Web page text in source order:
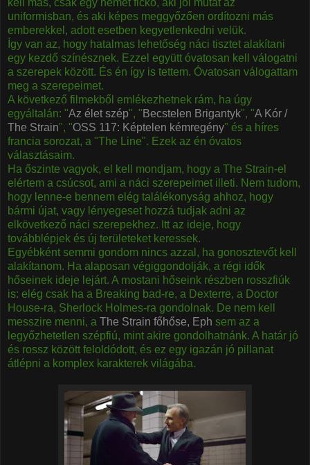
uniformisban, és aki képes meggyőzően ordítozni más
emberekkel, adott esetben kegyetlenkedni velük.
Így van az, hogy hatalmas lehetőség náci tisztet alakítani
egy kezdő színésznek. Ezzel együtt óvatosan kell válogatni
a szerepek között. És én így is tettem. Óvatosan válogattam
meg a szerepeimet.
A következő filmekből emlékezhetnek rám, ha úgy
egyáltalán: "Az élet szép", " Becstelen Brigantyk", "A Kór /
The Strain", "OSS 117: Képtelen kémregény" és a híres
francia sorozat, a "The Line". Ezek az én óvatos
választásaim.
Ha őszinte vagyok, el kell mondjam, hogy a The Strain-el
elértem a csúcsot, ami a náci szerepeimet illeti. Nem tudom,
hogy lenne-e bennem elég találékonyság ahhoz, hogy
bármi újat, vagy lényegeset hozzá tudjak adni az
elkövetkező náci szerepekhez. Itt az ideje, hogy
továbblépjek és új területeket keressek.
Egyébként semmi gondom nincs azzal, ha gonosztevőt kell
alakítanom. Ha alaposan végiggondolják, a régi idők
hőseinek ideje lejárt. A mostani hőseink részben rosszfiúk
is: elég csak ha a Breaking bad-re, a Dexterre, a Doctor
House-ra, Sherlock Holmes-ra gondolnak. De nem kell
messzire menni, a The Strain főhőse, Eph sem az a
legyőzhetetlen szépfiú, mint akire gondolhatnánk. A határ jó
és rossz között feloldódott, és ez egy igazán jó pillanat
átlépni a komplex karakterek világába.